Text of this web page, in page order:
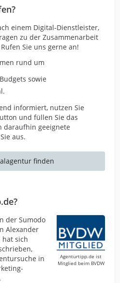
einem Digital-Dienstleister,
zu der Zusammenarbeit
Sie uns gerne an!
rund um
sowie
informiert, nutzen Sie
und füllen Sie das
daraufhin geeignete
aus.
finden
Agenturtipp.de ist
Mitglied beim BVDW
der Sumodo
Alexander
hat sich
in